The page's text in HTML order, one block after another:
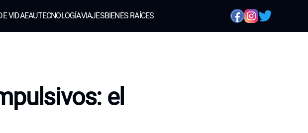
VIDAEAUTECNOLOGÍAVIAJESBIENES RAÍCES
el